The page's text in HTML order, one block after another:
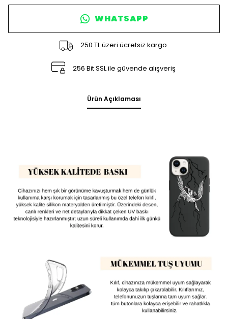
WHATSAPP
250 TL üzeri ücretsiz kargo
256 Bit SSL ile güvende alışveriş
Ürün Açıklaması